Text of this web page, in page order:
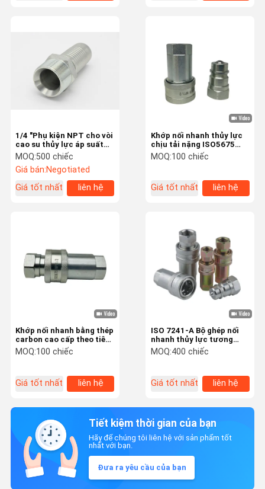
1/4 "Phụ kiện NPT cho vòi
cao su thủy lực áp suất
cao (15611)
MOQ:500 chiếc
Giá bán:Negotiated
Giá tốt nhất
liên hệ
Khớp nối nhanh thủy lực
chịu tải nặng ISO5675
cho Máy móc nông
nghiệp
MOQ:100 chiếc
Giá tốt nhất liên hệ
Khớp nối nhanh bằng thép
carbon cao cấp theo tiêu
chuẩn ISO 5675 cho hệ
thống thủy lực nông
MOQ:100 chiếc
Giá tốt nhất liên hệ
ISO 7241-A Bộ ghép nối
nhanh thủy lực tương
thích Parker 6600
MOQ:400 chiếc
Giá tốt nhất liên hệ
Tiết kiệm thời gian của bạn
Hãy để chúng tôi liên hệ với sản phẩm tốt
nhất với bạn.
Đưa ra yêu cầu của bạn